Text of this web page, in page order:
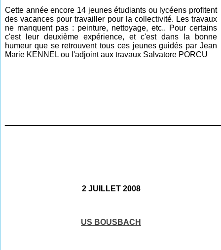
Cette année encore 14 jeunes étudiants ou lycéens profitent
des vacances pour travailler pour la collectivité. Les travaux
ne manquent pas : peinture, nettoyage, etc.. Pour certains
c'est leur deuxième expérience, et c'est dans la bonne
humeur que se retrouvent tous ces jeunes guidés par Jean
Marie KENNEL ou l'adjoint aux travaux Salvatore PORCU
2 JUILLET 2008
US BOUSBACH